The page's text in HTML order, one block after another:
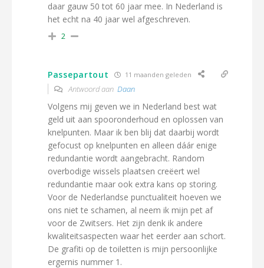
daar gauw 50 tot 60 jaar mee. In Nederland is
het echt na 40 jaar wel afgeschreven.
2
Passepartout 11 maanden geleden
Antwoord aan Daan
Volgens mij geven we in Nederland best wat
geld uit aan spooronderhoud en oplossen van
knelpunten. Maar ik ben blij dat daarbij wordt
gefocust op knelpunten en alleen dáár enige
redundantie wordt aangebracht. Random
overbodige wissels plaatsen creëert wel
redundantie maar ook extra kans op storing.
Voor de Nederlandse punctualiteit hoeven we
ons niet te schamen, al neem ik mijn pet af
voor de Zwitsers. Het zijn denk ik andere
kwaliteitsaspecten waar het eerder aan schort.
De grafiti op de toiletten is mijn persoonlijke
ergernis nummer 1.